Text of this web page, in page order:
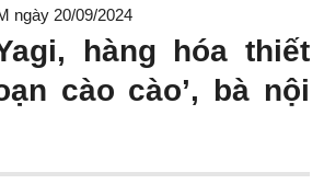
ngày 20/09/2024
hàng hóa thiết
cào cào’, bà nội